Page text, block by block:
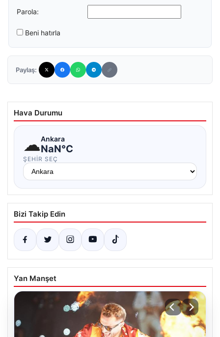
Parola:
Beni hatırla
Paylaş:
Hava Durumu
☁Ankara
NaN°C
ŞEHIR SEÇ
Bizi Takip Edin
Yan Manşet